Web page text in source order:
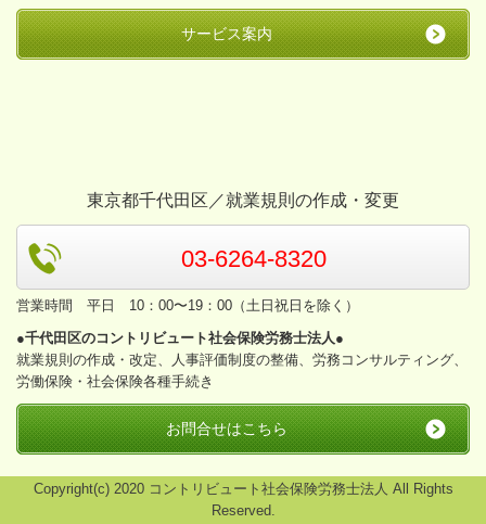
サービス案内
東京都千代田区／就業規則の作成・変更
03-6264-8320
営業時間 平日 10：00〜19：00（土日祝日を除く）
●千代田区のコントリビュート社会保険労務士法人●
就業規則の作成・改定、人事評価制度の整備、労務コンサルティング、
労働保険・社会保険各種手続き
お問合せはこちら
Copyright(c) 2020 コントリビュート社会保険労務士法人 All Rights
Reserved.